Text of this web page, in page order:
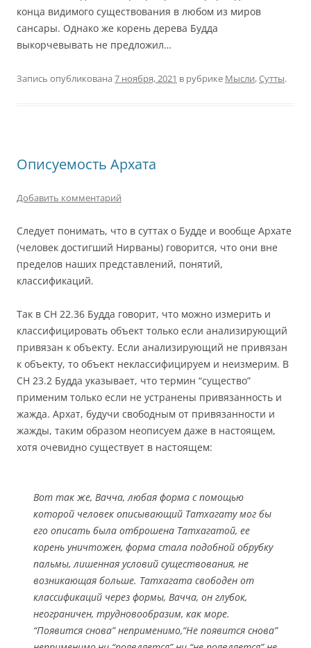
конца видимого существования в любом из миров
сансары. Однако же корень дерева Будда
выкорчевывать не предложил…
Запись опубликована 7 ноября, 2021 в рубрике Мысли,Сутты.
Описуемость Архата
Добавить комментарий
Следует понимать, что в суттах о Будде и вообще Архате
(человек достигший Нирваны) говорится, что они вне
пределов наших представлений, понятий,
классификаций.
Так в СН 22.36 Будда говорит, что можно измерить и
классифицировать объект только если анализирующий
привязан к объекту. Если анализирующий не привязан
к объекту, то объект неклассифицируем и неизмерим. В
СН 23.2 Будда указывает, что термин “существо”
применим только если не устранены привязанность и
жажда. Архат, будучи свободным от привязанности и
жажды, таким образом неописуем даже в настоящем,
хотя очевидно существует в настоящем:
Вот так же, Вачча, любая форма с помощью
которой человек описывающий Татхагату мог бы
его описать была отброшена Татхагатой, ее
корень уничтожен, форма стала подобной обрубку
пальмы, лишенная условий существования, не
возникающая больше. Татхагата свободен от
классификаций через формы, Вачча, он глубок,
неограничен, трудновообразим, как море.
“Появится снова” неприменимо,“Не появится снова”